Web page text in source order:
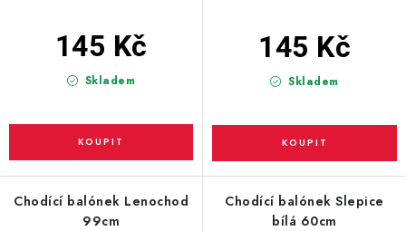
Skladem
145 Kč
Skladem
145 Kč
Chodící balónek Lenochod
99cm
Chodící balónek Slepice
bílá 60cm